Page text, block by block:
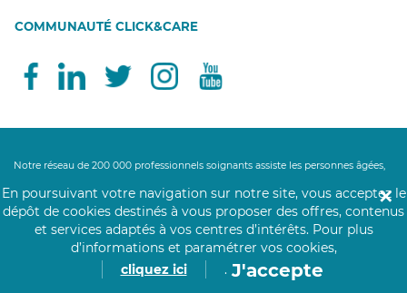
COMMUNAUTÉ CLICK&CARE
Notre réseau de 200 000 professionnels soignants assiste les personnes âgées,
réduite au domicile des personnes ou en structure. Nos aides à domicile, aides-
soignantes et auxiliaires de vie accompagnent leurs bénéficiaires partout en
France pour les gestes et actes essentiels de la vie quotidienne. Un besoin de
maintien à domicile ? Nos auxiliaires de vie proposent leurs services d'aide à la
personne : maintien du lien social, aide au lever, aide au coucher, aide
En poursuivant votre navigation sur notre site, vous acceptez le
dépôt de cookies destinés à vous proposer des offres, contenus
et services adaptés à vos centres d’intérêts. Pour plus
d’informations et paramétrer vos cookies,
cliquez ici
. J'accepte
✕